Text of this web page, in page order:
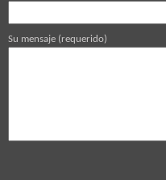
Su mensaje (requerido)